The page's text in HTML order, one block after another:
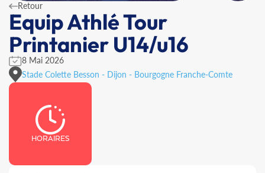
Retour
Equip Athlé Tour
Printanier U14/u16
8 Mai 2026
Stade Colette Besson - Dijon - Bourgogne Franche-Comte
HORAIRES